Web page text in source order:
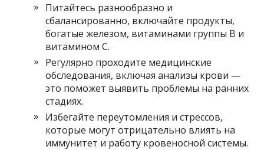
Питайтесь разнообразно и
сбалансированно, включайте продукты,
богатые железом, витаминами группы B и
витамином C.
Регулярно проходите медицинские
обследования, включая анализы крови —
это поможет выявить проблемы на ранних
стадиях.
Избегайте переутомления и стрессов,
которые могут отрицательно влиять на
иммунитет и работу кровеносной системы.